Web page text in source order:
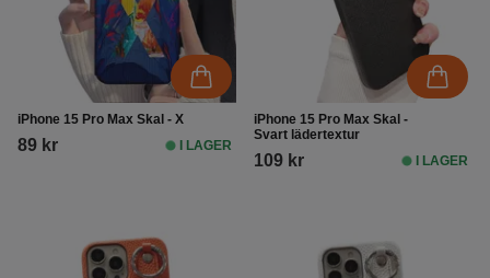
iPhone 15 Pro Max Skal - X
89 kr I LAGER
iPhone 15 Pro Max Skal -
Svart lädertextur
109 kr I LAGER